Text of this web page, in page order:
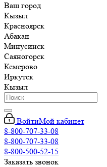
Ваш город
Кызыл
Красноярск
Абакан
Минусинск
Саяногорск
Кемерово
Иркутск
Кызыл
ВойтиМой кабинет
8-800-707-33-08
8-800-707-33-08
8-800-500-52-15
Заказать звонок